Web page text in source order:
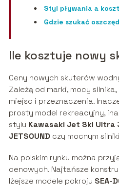
Styl pływania a
Gdzie szukać
Ile kosztuje nowy
Ceny nowych skuterów
Zależą od marki, mocy
miejsc i przeznaczenia.
prosty model rekreacyjny,
stylu Kawasaki Jet Ski Ultra
JETSOUND czy mocnym
Na polskim rynku można
cenowych. Najtańsze
lżejsze modele pokroju SEA-